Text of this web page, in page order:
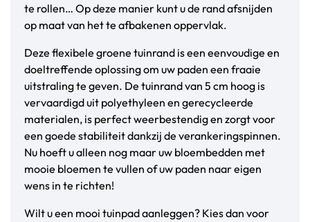
te rollen… Op deze manier kunt u de rand afsnijden
op maat van het te afbakenen oppervlak.
Deze flexibele groene tuinrand is een eenvoudige en
doeltreffende oplossing om uw paden een fraaie
uitstraling te geven. De tuinrand van 5 cm hoog is
vervaardigd uit polyethyleen en gerecycleerde
materialen, is perfect weerbestendig en zorgt voor
een goede stabiliteit dankzij de verankeringspinnen.
Nu hoeft u alleen nog maar uw bloembedden met
mooie bloemen te vullen of uw paden naar eigen
wens in te richten!
Wilt u een mooi tuinpad aanleggen? Kies dan voor